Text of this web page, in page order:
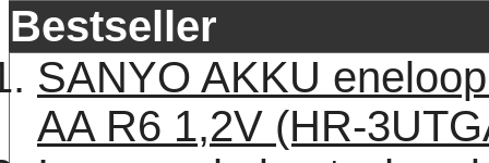
Bestseller
SANYO AKKU
AA R6 1,2V (HR-